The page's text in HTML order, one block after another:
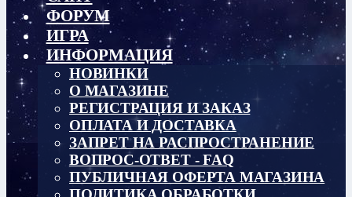
ФОРУМ
ИГРА
ИНФОРМАЦИЯ
НОВИНКИ
О МАГАЗИНЕ
РЕГИСТРАЦИЯ И ЗАКАЗ
ОПЛАТА И ДОСТАВКА
ЗАПРЕТ НА РАСПРОСТРАНЕНИЕ
ВОПРОС-ОТВЕТ - FAQ
ПУБЛИЧНАЯ ОФЕРТА МАГАЗИНА